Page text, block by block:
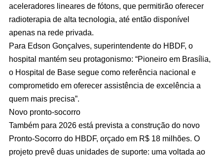
aceleradores lineares de fótons, que permitirão oferecer
radioterapia de alta tecnologia, até então disponível
apenas na rede privada.
Para Edson Gonçalves, superintendente do HBDF, o
hospital mantém seu protagonismo: “Pioneiro em Brasília,
o Hospital de Base segue como referência nacional e
comprometido em oferecer assistência de excelência a
quem mais precisa”.
Novo pronto-socorro
Também para 2026 está prevista a construção do novo
Pronto-Socorro do HBDF, orçado em R$ 18 milhões. O
projeto prevê duas unidades de suporte: uma voltada ao